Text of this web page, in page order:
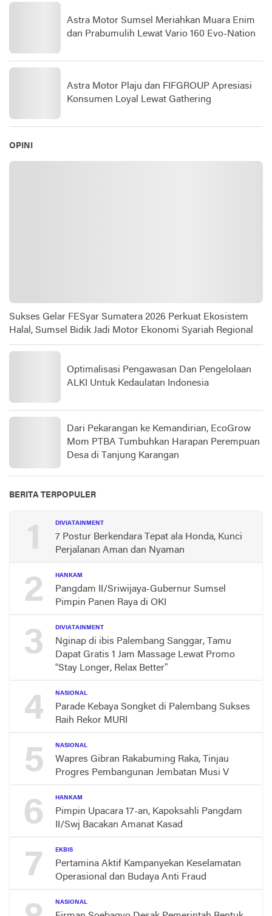
Astra Motor Sumsel Meriahkan Muara Enim
dan Prabumulih Lewat Vario 160 Evo-Nation
Astra Motor Plaju dan FIFGROUP Apresiasi
Konsumen Loyal Lewat Gathering
OPINI
Sukses Gelar FESyar Sumatera 2026 Perkuat Ekosistem
Halal, Sumsel Bidik Jadi Motor Ekonomi Syariah Regional
Optimalisasi Pengawasan Dan Pengelolaan
ALKI Untuk Kedaulatan Indonesia
Dari Pekarangan ke Kemandirian, EcoGrow
Mom PTBA Tumbuhkan Harapan Perempuan
Desa di Tanjung Karangan
BERITA TERPOPULER
1 DIVIATAINMENT
7 Postur Berkendara Tepat ala Honda, Kunci
Perjalanan Aman dan Nyaman
2 HANKAM
Pangdam II/Sriwijaya-Gubernur Sumsel
Pimpin Panen Raya di OKI
3 DIVIATAINMENT
Nginap di ibis Palembang Sanggar, Tamu
Dapat Gratis 1 Jam Massage Lewat Promo
“Stay Longer, Relax Better”
4 NASIONAL
Parade Kebaya Songket di Palembang Sukses
Raih Rekor MURI
5 NASIONAL
Wapres Gibran Rakabuming Raka, Tinjau
Progres Pembangunan Jembatan Musi V
6 HANKAM
Pimpin Upacara 17-an, Kapoksahli Pangdam
II/Swj Bacakan Amanat Kasad
7 EKBIS
Pertamina Aktif Kampanyekan Keselamatan
Operasional dan Budaya Anti Fraud
NASIONAL